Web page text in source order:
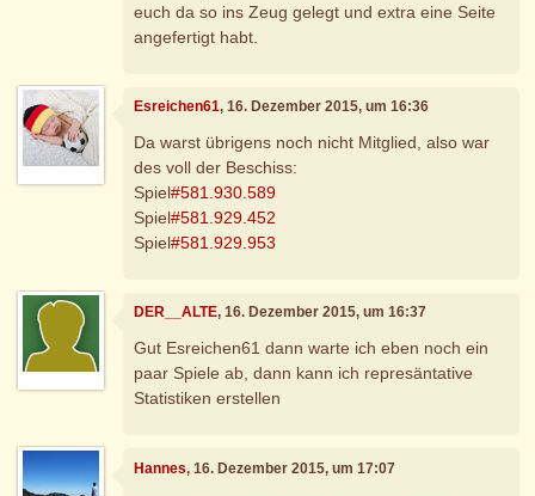
euch da so ins Zeug gelegt und extra eine Seite
angefertigt habt.
Esreichen61, 16. Dezember 2015, um 16:36
Da warst übrigens noch nicht Mitglied, also war
des voll der Beschiss:
Spiel#581.930.589
Spiel#581.929.452
Spiel#581.929.953
DER__ALTE, 16. Dezember 2015, um 16:37
Gut Esreichen61 dann warte ich eben noch ein
paar Spiele ab, dann kann ich represäntative
Statistiken erstellen
Hannes, 16. Dezember 2015, um 17:07